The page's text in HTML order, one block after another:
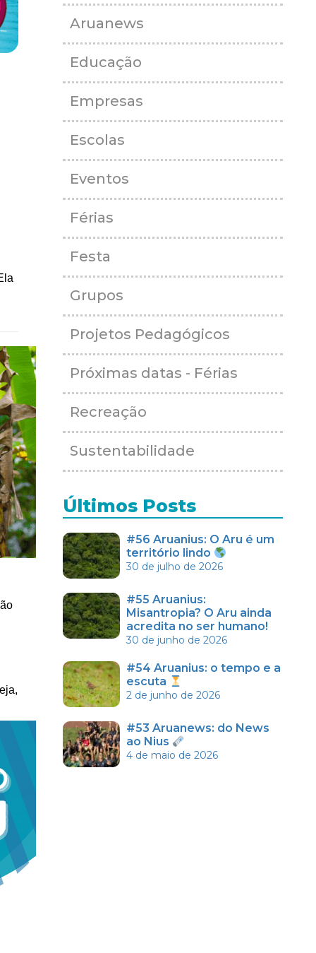
Aruanews
Educação
Empresas
Escolas
Eventos
Férias
Festa
Grupos
Projetos Pedagógicos
Próximas datas - Férias
Recreação
Sustentabilidade
Últimos Posts
#56 Aruanius: O Aru é um
território lindo
30 de julho de 2026
#55 Aruanius:
Misantropia? O Aru ainda
acredita no ser humano!
30 de junho de 2026
#54 Aruanius: o tempo e a
escuta
2 de junho de 2026
#53 Aruanews: do News
ao Nius
4 de maio de 2026